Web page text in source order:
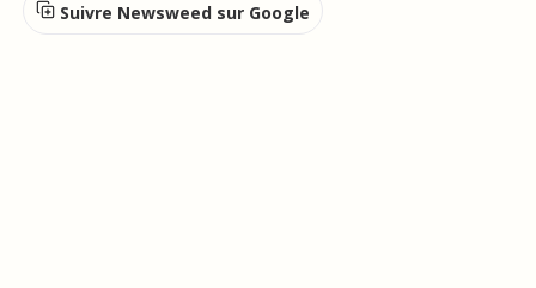
Suivre Newsweed sur Google